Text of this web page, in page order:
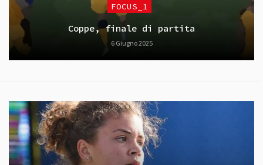
FOCUS_1
Coppe, finale di partita
6 Giugno 2025